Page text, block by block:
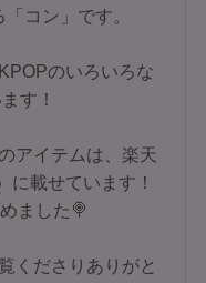
コン」です。
のいろいろな
す！
アイテムは、楽天
に載せています！
ました🍭
くださりありがと